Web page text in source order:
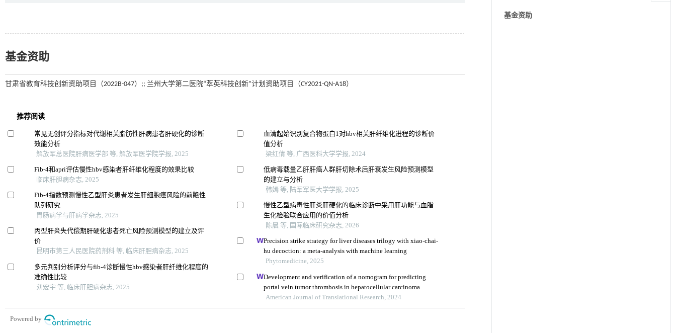
基金资助
甘肃省教育科技创新资助项目（2022B-047）;; 兰州大学第二医院“萃英科技创新”计划资助项目（CY2021-QN-A18）
基金资助